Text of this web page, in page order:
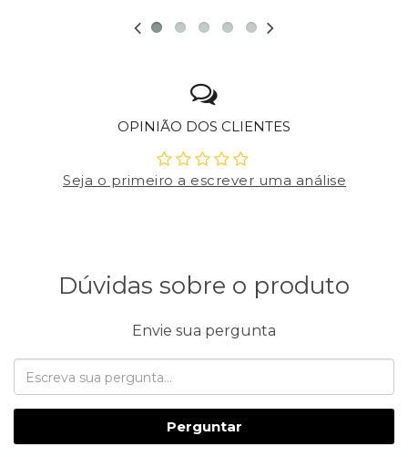
OPINIÃO DOS CLIENTES
Seja o primeiro a escrever uma análise
Dúvidas sobre o produto
Envie sua pergunta
Perguntar